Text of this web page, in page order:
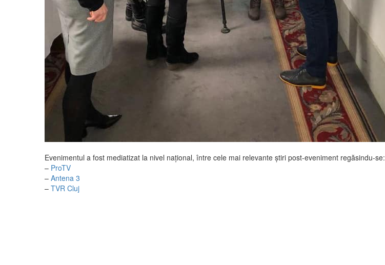
Evenimentul a fost mediatizat la nivel național, între cele mai relevante știri post-eveniment regăsindu-se:
– ProTV
– Antena 3
– TVR Cluj